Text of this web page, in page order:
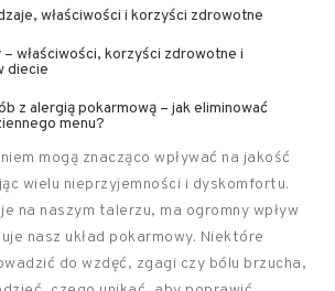
właściwości i korzyści zdrowotne
– właściwości, korzyści zdrowotne i
diecie
z alergią pokarmową – jak eliminować
menu?
mogą znacząco wpływać na jakość
wielu nieprzyjemności i dyskomfortu.
na naszym talerzu, ma ogromny wpływ
nasz układ pokarmowy. Niektóre
do wzdęć, zgagi czy bólu brzucha,